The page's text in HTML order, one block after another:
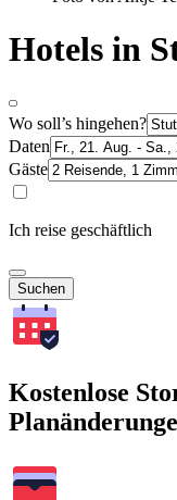
Hotels in
Wo soll’s hingehen?
Daten
Gäste
Ich reise geschäftlich
Suchen
Kostenlose